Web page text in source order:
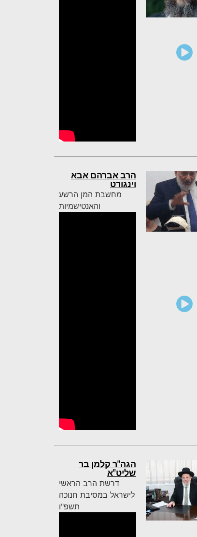
הרב אברהם אבא
וינגורט
מחשבת המן הרשע
והאנטישמיות
הגה"ר קלמן בר
שליט"א
דרשת הרב הראשי
לישראל במסיבת חנוכה
תשפ"ו